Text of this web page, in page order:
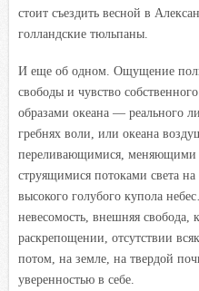
стоит съездить весной в
голландские тюльпаны.
И еще об одном. Ощущение
свободы и чувство
образами океана — реального
гребнях воли, или океана
переливающимися, меняющими
струящимися потоками света на
высокого голубого купола
невесомость, внешняя свобода,
раскрепощении, отсутствии
потом, на земле, на твердой
уверенностью в себе.